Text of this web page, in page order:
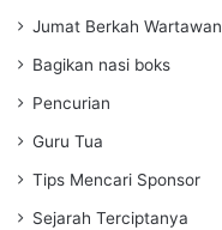
Jumat Berkah Wartawan
Bagikan nasi boks
Pencurian
Guru Tua
Tips Mencari Sponsor
Sejarah Terciptanya